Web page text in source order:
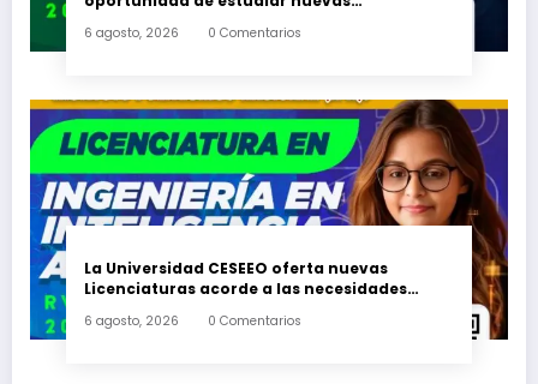
Escondido, Ixtepec y en la Matriz Juchitán.
6 agosto, 2026 0 Comentarios
La Universidad CESEEO oferta nuevas
Licenciaturas acorde a las necesidades
nivel medio superior
6 agosto, 2026 0 Comentarios